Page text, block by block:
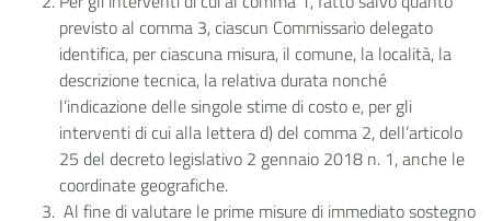
previsto al comma 3, ciascun Commissario delegato
identifica, per ciascuna misura, il comune, la località, la
descrizione tecnica, la relativa durata nonché
l’indicazione delle singole stime di costo e, per gli
interventi di cui alla lettera d) del comma 2, dell’articolo
25 del decreto legislativo 2 gennaio 2018 n. 1, anche le
coordinate geografiche.
Al fine di valutare le prime misure di immediato sostegno